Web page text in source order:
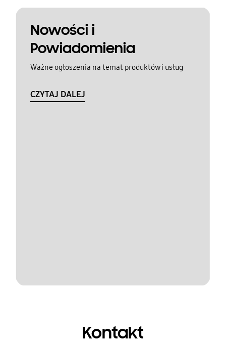
Nowości i
Powiadomienia
Ważne ogłoszenia na temat produktów i usług
CZYTAJ DALEJ
Kontakt